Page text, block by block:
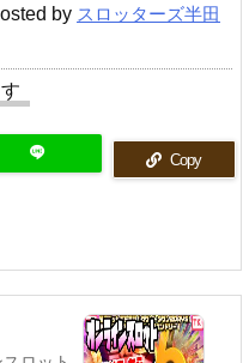
by スロッターズ半田
Copy